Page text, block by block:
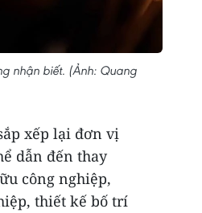
nhận biết. (Ảnh: Quang
xếp lại đơn vị
dẫn đến thay
công nghiệp,
thiết kế bố trí